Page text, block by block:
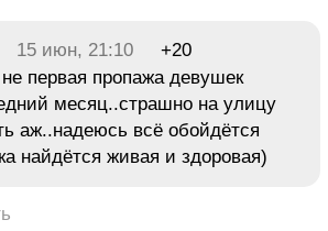
15 июн, 21:10
+20
первая пропажа девушек
месяц..страшно на улицу
аж..надеюсь всё обойдётся
найдётся живая и здоровая)